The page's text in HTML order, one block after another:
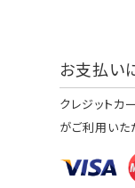
お支払い
クレジット
がご利用いた